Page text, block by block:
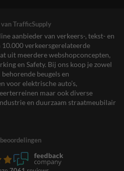
TrafficSupply
aanbieder van verkeers-, tekst- en
verkeersgerelateerde
uit meerdere webshopconcepten,
en Safety. Bij ons koop je zowel
beugels en
voor elektrische auto’s,
maar ook diverse
en duurzaam straatmeubilair